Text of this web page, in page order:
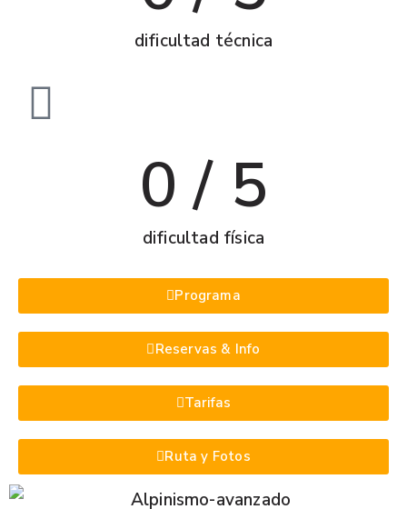
dificultad técnica
dificultad física
0 / 5
Programa
Reservas & Info
Tarifas
Ruta y Fotos